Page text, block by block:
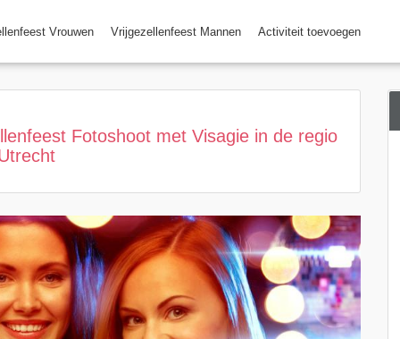
Vrouwen Vrijgezellenfeest Mannen Activiteit toevoegen
Fotoshoot met Visagie in de regio